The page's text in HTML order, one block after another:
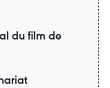
du film de